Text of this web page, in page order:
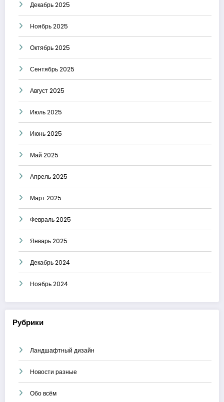
Декабрь 2025
Ноябрь 2025
Октябрь 2025
Сентябрь 2025
Август 2025
Июль 2025
Июнь 2025
Май 2025
Апрель 2025
Март 2025
Февраль 2025
Январь 2025
Декабрь 2024
Ноябрь 2024
Рубрики
Ландшафтный дизайн
Новости разные
Обо всём